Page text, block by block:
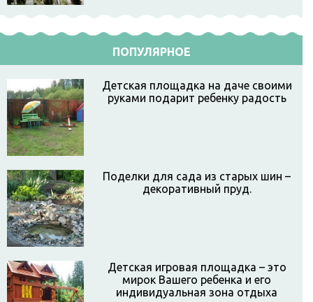
ПОПУЛЯРНОЕ
Детская площадка на даче своими
руками подарит ребенку радость
Поделки для сада из старых шин –
декоративный пруд.
Детская игровая площадка – это
мирок Вашего ребенка и его
индивидуальная зона отдыха